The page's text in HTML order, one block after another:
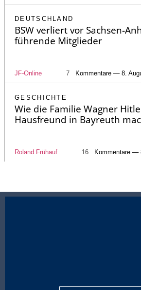
DEUTSCHLAND
BSW verliert vor Sachsen-
führende Mitglieder
JF-Online 7 Kommentare — 8.
GESCHICHTE
Wie die Familie Wagner
Hausfreund in Bayreuth
Roland Frühauf 16 Kommentare —